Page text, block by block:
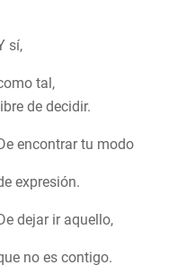
sí,
tal,
de decidir.
encontrar tu modo
expresión.
dejar ir aquello,
no es contigo.